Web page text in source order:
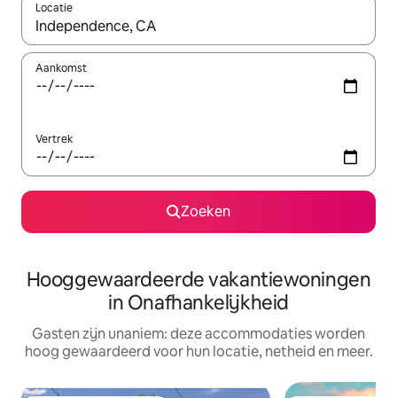
Locatie
Wanneer er resultaten beschikbaar zijn, maak je een keuze
Aankomst
Vertrek
Zoeken
Hooggewaardeerde vakantiewoningen
in Onafhankelijkheid
Gasten zijn unaniem: deze accommodaties worden
hoog gewaardeerd voor hun locatie, netheid en meer.